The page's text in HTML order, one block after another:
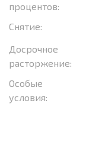
процентов:
Снятие:
Досрочное
расторжение:
Особые
условия: